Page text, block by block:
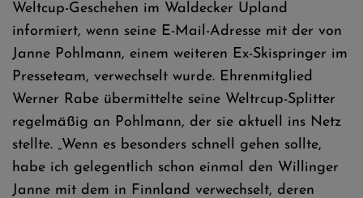
Weltcup-Geschehen im Waldecker Upland
informiert, wenn seine E-Mail-Adresse mit der von
Janne Pohlmann, einem weiteren Ex-Skispringer im
Presseteam, verwechselt wurde. Ehrenmitglied
Werner Rabe übermittelte seine Weltrcup-Splitter
regelmäßig an Pohlmann, der sie aktuell ins Netz
stellte. „Wenn es besonders schnell gehen sollte,
habe ich gelegentlich schon einmal den Willinger
Janne mit dem in Finnland verwechselt, deren